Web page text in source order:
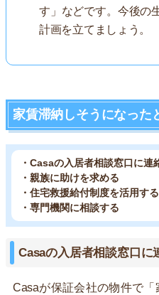
す」などです。今後の
計画を立てましょう。
家賃滞納しそうになった
・Casaの入居者相談窓口に連
・親族に助けを求める
・住宅救援給付制度を活用する
・専門機関に相談する
Casaの入居者相談窓口に
Casaが保証会社の物件で